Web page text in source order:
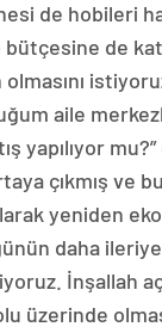
de hobileri
bütçesine de
aile
yapılıyor
çıkmış ve
yeniden
daha ileriye
İnşallah
üzerinde